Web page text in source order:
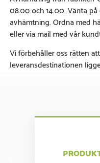
08.00 och 14.00. Vänta
avhämtning. Ordna med
eller via mail med vår
Vi förbehåller oss rätten
leveransdestinationen